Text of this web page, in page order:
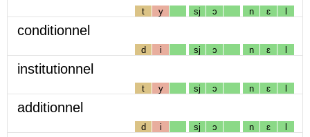
t y sj ɔ n ɛ l
conditionnel
d i sj ɔ n ɛ l
institutionnel
t y sj ɔ n ɛ l
additionnel
d i sj ɔ n ɛ l